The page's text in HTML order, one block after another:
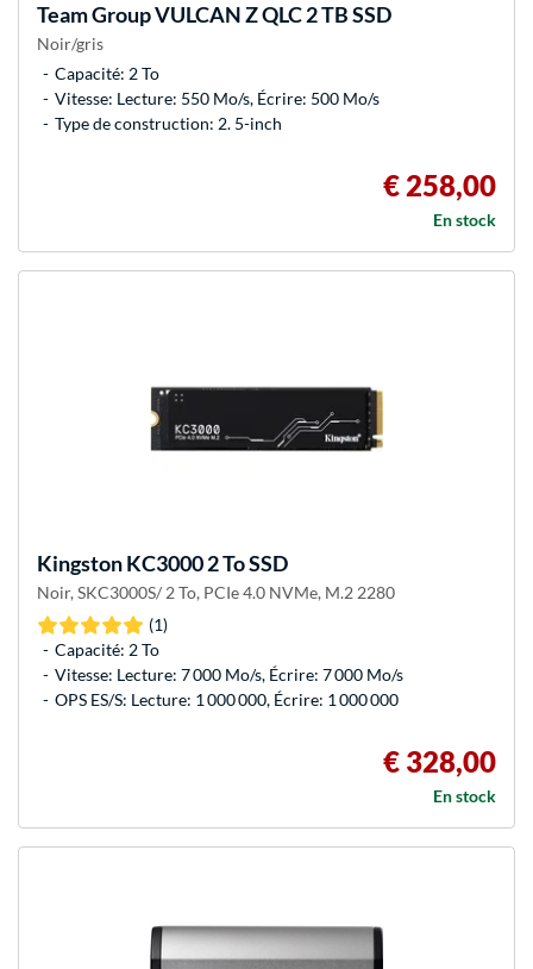
Team GroupVULCAN Z QLC 2 TB SSD
Noir/gris
Capacité: 2 To
Vitesse: Lecture: 550 Mo/s, Écrire: 500 Mo/s
Type de construction: 2. 5-inch
€ 258,00
En stock
KingstonKC3000 2 To SSD
Noir, SKC3000S/ 2 To, PCIe 4.0 NVMe, M.2 2280
(1)
Capacité: 2 To
Vitesse: Lecture: 7 000 Mo/s, Écrire: 7 000 Mo/s
OPS ES/S: Lecture: 1 000 000, Écrire: 1 000 000
€ 328,00
En stock